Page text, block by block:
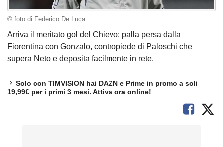
© foto di Federico De Luca
Arriva il meritato gol del Chievo: palla persa dalla
Fiorentina con Gonzalo, contropiede di Paloschi che
supera Neto e deposita facilmente in rete.
Solo con TIMVISION hai DAZN e Prime in promo a soli
19,99€ per i primi 3 mesi. Attiva ora online!